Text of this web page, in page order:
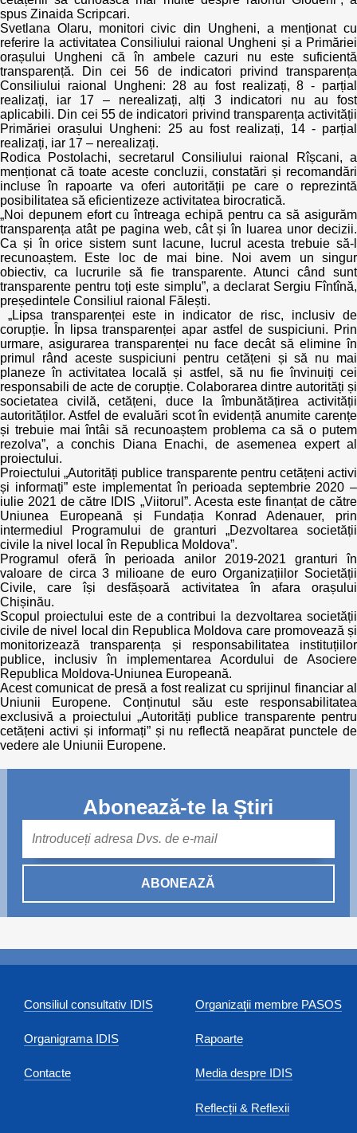
spus Zinaida Scripcari.
Svetlana Olaru, monitori civic din Ungheni, a menționat cu
referire la activitatea Consiliului raional Ungheni și a Primăriei
orașului Ungheni că în ambele cazuri nu este suficientă
transparență. Din cei 56 de indicatori privind transparența
Consiliului raional Ungheni: 28 au fost realizați, 8 - parțial
realizați, iar 17 – nerealizați, alți 3 indicatori nu au fost
aplicabili. Din cei 55 de indicatori privind transparența activității
Primăriei orașului Ungheni: 25 au fost realizați, 14 - parțial
realizați, iar 17 – nerealizați.
Rodica Postolachi, secretarul Consiliului raional Rîșcani, a
menționat că toate aceste concluzii, constatări și recomandări
incluse în rapoarte va oferi autorității pe care o reprezintă
posibilitatea să eficientizeze activitatea birocratică.
„Noi depunem efort cu întreaga echipă pentru ca să asigurăm
transparența atât pe pagina web, cât și în luarea unor decizii.
Ca și în orice sistem sunt lacune, lucrul acesta trebuie să-l
recunoaștem. Este loc de mai bine. Noi avem un singur
obiectiv, ca lucrurile să fie transparente. Atunci când sunt
transparente pentru toți este simplu”, a declarat Sergiu Fîntînă,
președintele Consiliul raional Fălești.
„Lipsa transparenței este in indicator de risc, inclusiv de
corupție. În lipsa transparenței apar astfel de suspiciuni. Prin
urmare, asigurarea transparenței nu face decât să elimine în
primul rând aceste suspiciuni pentru cetățeni și să nu mai
planeze în activitatea locală și astfel, să nu fie învinuiți cei
responsabili de acte de corupție. Colaborarea dintre autorități și
societatea civilă, cetățeni, duce la îmbunătățirea activității
autorităților. Astfel de evaluări scot în evidență anumite carențe
și trebuie mai întâi să recunoaștem problema ca să o putem
rezolva”, a conchis Diana Enachi, de asemenea expert al
proiectului.
Proiectului „Autorități publice transparente pentru cetățeni activi
și informați” este implementat în perioada septembrie 2020 –
iulie 2021 de către IDIS „Viitorul”. Acesta este finanțat de către
Uniunea Europeană și Fundația Konrad Adenauer, prin
intermediul Programului de granturi „Dezvoltarea societății
civile la nivel local în Republica Moldova”.
Programul oferă în perioada anilor 2019-2021 granturi în
valoare de circa 3 milioane de euro Organizațiilor Societății
Civile, care își desfășoară activitatea în afara orașului
Chișinău.
Scopul proiectului este de a contribui la dezvoltarea societății
civile de nivel local din Republica Moldova care promovează și
monitorizează transparența și responsabilitatea instituțiilor
publice, inclusiv în implementarea Acordului de Asociere
Republica Moldova-Uniunea Europeană.
Acest comunicat de presă a fost realizat cu sprijinul financiar al
Uniunii Europene. Conținutul său este responsabilitatea
exclusivă a proiectului „Autorități publice transparente pentru
cetățeni activi și informați” și nu reflectă neapărat punctele de
vedere ale Uniunii Europene.
Abonează-te la Știri
ABONEAZĂ
Consiliul consultativ IDIS
Organigrama IDIS
Contacte
Organizaţii membre PASOS
Rapoarte
Media despre IDIS
Reflecții & Reflexii